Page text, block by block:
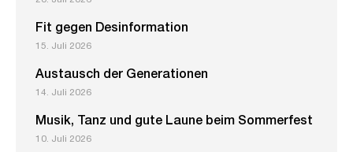
Fit gegen Desinformation
15. Juli 2026
Austausch der Generationen
14. Juli 2026
Musik, Tanz und gute Laune beim Sommerfest
10. Juli 2026